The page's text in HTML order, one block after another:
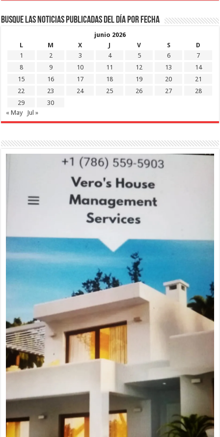
Busque las noticias publicadas del día por fecha
junio 2026
L
M X J V S
D
1
2 3 4 5 6
7
8
9 10 11 12 13
14
15
16 17 18 19 20
21
22
23 24 25 26 27
28
29
30
« May
Jul »